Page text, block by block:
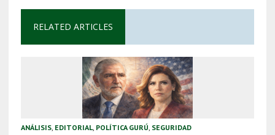
RELATED ARTICLES
ANÁLISIS, EDITORIAL, POLÍTICA GURÚ, SEGURIDAD